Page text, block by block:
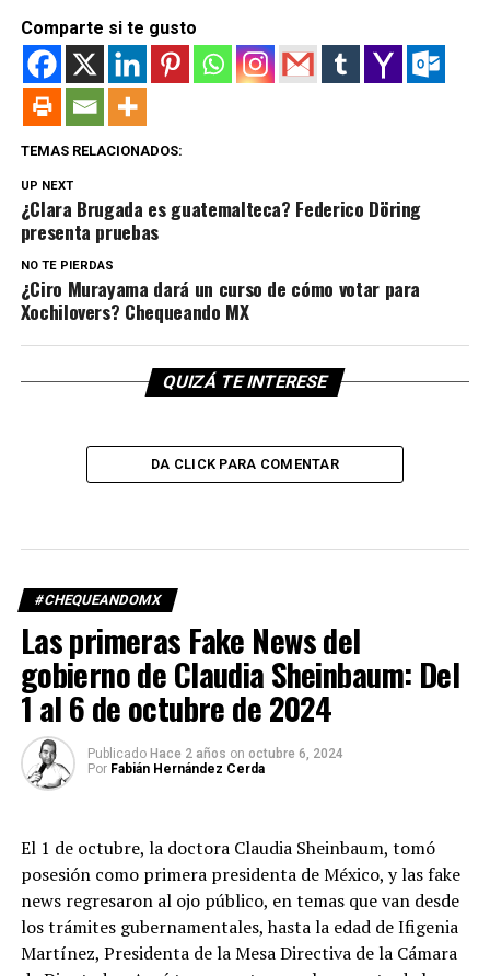
Comparte si te gusto
TEMAS RELACIONADOS:
UP NEXT
¿Clara Brugada es guatemalteca? Federico Döring
presenta pruebas
NO TE PIERDAS
¿Ciro Murayama dará un curso de cómo votar para
Xochilovers? Chequeando MX
QUIZÁ TE INTERESE
DA CLICK PARA COMENTAR
#CHEQUEANDOMX
Las primeras Fake News del
gobierno de Claudia Sheinbaum: Del
1 al 6 de octubre de 2024
Publicado Hace 2 años on octubre 6, 2024
Por Fabián Hernández Cerda
El 1 de octubre, la doctora Claudia Sheinbaum, tomó
posesión como primera presidenta de México, y las fake
news regresaron al ojo público, en temas que van desde
los trámites gubernamentales, hasta la edad de Ifigenia
Martínez, Presidenta de la Mesa Directiva de la Cámara